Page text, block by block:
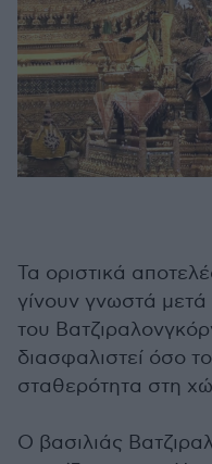
Τα οριστικά
γίνουν γνωστά μετά
του
διασφαλιστεί όσο
σταθερότητα στη
Ο βασιλιάς